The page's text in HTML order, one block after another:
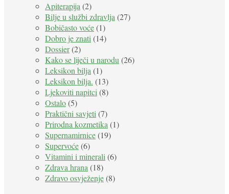
Apiterapija(2)
Bilje u službi zdravlja(27)
Bobičasto voće(1)
Dobro je znati(14)
Dossier(2)
Kako se liječi u narodu(26)
Leksikon bilja(1)
Leksikon bilja. (13)
Ljekoviti napitci(8)
Ostalo(5)
Praktični savjeti(7)
Prirodna kozmetika(1)
Supernamirnice(19)
Supervoće(6)
Vitamini i minerali(6)
Zdrava hrana(18)
Zdravo osvježenje(8)